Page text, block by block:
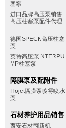
塞泵
进口品牌高压泵销售
高压柱塞泵配件代理
德国SPECK高压柱塞
泵
英特高压泵INTERPU
MP柱塞泵
隔膜泵及配附件
Flojet隔膜泵喷雾喷水
泵
石材养护用品销售
西安石材翻新机